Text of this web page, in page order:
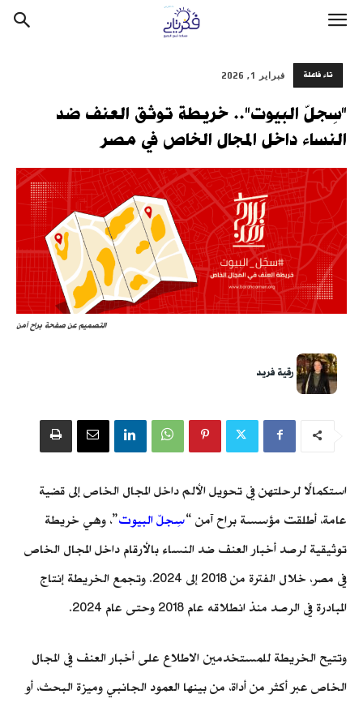
تاء فاعلة فبراير 1, 2026
"سِجلّ البيوت".. خريطة توثق العنف ضد
النساء داخل المجال الخاص في مصر
التصميم عن صفحة براح آمن
رقية فريد
استكمالًا لرحلتهن في تحويل الألم داخل المجال الخاص إلى قضية
عامة، أطلقت مؤسسة براح آمن “سِجلّ البيوت”، وهي خريطة
توثيقية لرصد أخبار العنف ضد النساء بالأرقام داخل المجال الخاص
في مصر، خلال الفترة من 2018 إلى 2024. وتجمع الخريطة إنتاج
المبادرة في الرصد منذ انطلاقه عام 2018 وحتى عام 2024.
وتتيح الخريطة للمستخدمين الاطلاع على أخبار العنف في المجال
الخاص عبر أكثر من أداة، من بينها العمود الجانبي وميزة البحث، أو